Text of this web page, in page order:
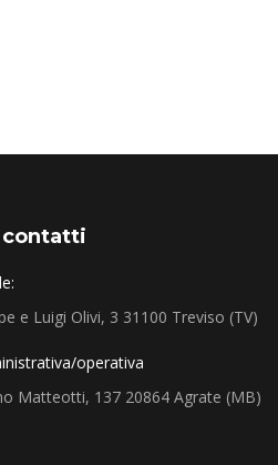
e Luigi Olivi, 3 31100 Treviso (TV)
operativa
Matteotti, 137 20864 Agrate (MB)